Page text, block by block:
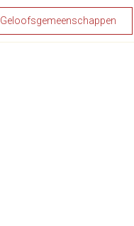
Geloofsgemeenschappen